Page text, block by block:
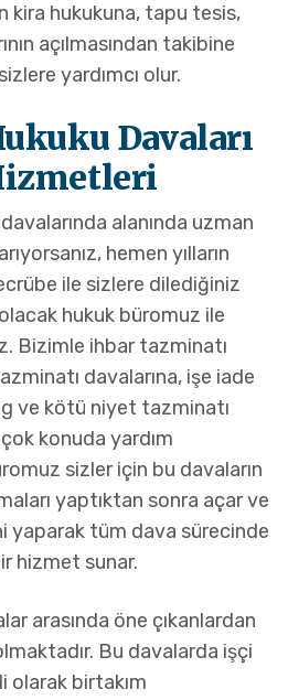
kira hukukuna, tapu tesis,
açılmasından takibine
yardımcı olur.
Davaları
alanında uzman
hemen yılların
ile sizlere dilediğiniz
hukuk büromuz ile
Bizimle ihbar tazminatı
davalarına, işe iade
ve kötü niyet tazminatı
konuda yardım
sizler için bu davaların
yaptıktan sonra açar ve
yaparak tüm dava sürecinde
hizmet sunar.
arasında öne çıkanlardan
Bu davalarda işçi
olarak birtakım